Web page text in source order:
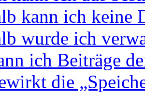
kann ich keine
wurde ich
ich Beiträge
die